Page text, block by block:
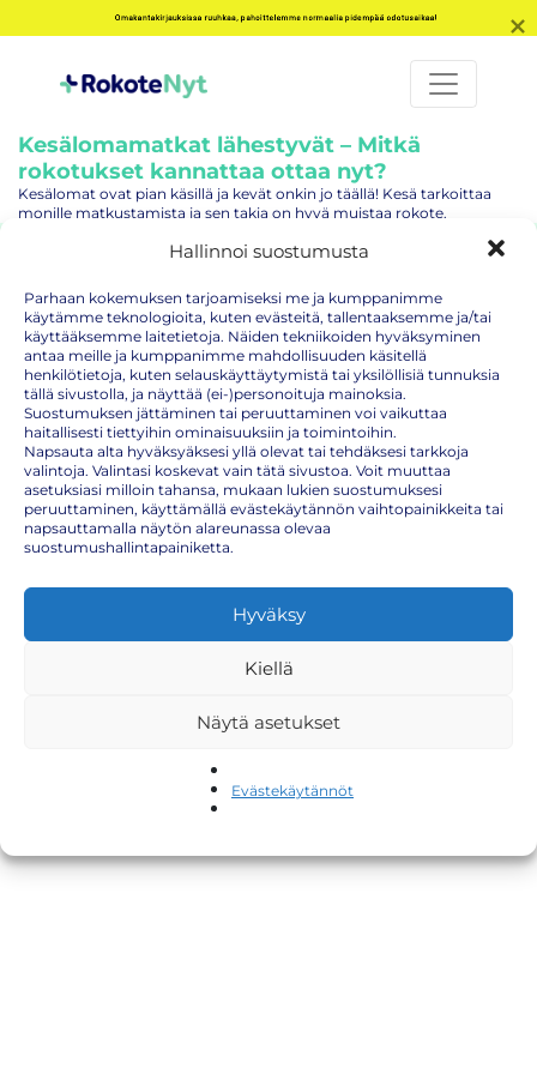
Hallinnoi suostumusta
Parhaan kokemuksen tarjoamiseksi me ja kumppanimme
käytämme teknologioita, kuten evästeitä, tallentaaksemme ja/tai
käyttääksemme laitetietoja. Näiden tekniikoiden hyväksyminen
antaa meille ja kumppanimme mahdollisuuden käsitellä
henkilötietoja, kuten selauskäyttäytymistä tai yksilöllisiä tunnuksia
tällä sivustolla, ja näyttää (ei-)personoituja mainoksia.
Suostumuksen jättäminen tai peruuttaminen voi vaikuttaa
haitallisesti tiettyihin ominaisuuksiin ja toimintoihin.
Napsauta alta hyväksyäksesi yllä olevat tai tehdäksesi tarkkoja
valintoja. Valintasi koskevat vain tätä sivustoa. Voit muuttaa
asetuksiasi milloin tahansa, mukaan lukien suostumuksesi
peruuttaminen, käyttämällä evästekäytännön vaihtopainikkeita tai
napsauttamalla näytön alareunassa olevaa
suostumushallintapainiketta.
Hyväksy
Kiellä
Näytä asetukset
Evästekäytännöt
Kesälomamatkat lähestyvät – Mitkä
rokotukset kannattaa ottaa nyt?
Kesälomat ovat pian käsillä ja kevät onkin jo täällä! Kesä tarkoittaa
monille matkustamista ja sen takia on hyvä muistaa rokote.
Rokotteet ilman ajanvarausta
Yhteystiedot
Puh +358 45 348 2992
Tietosuojaseloste
Copyright © 2026 RokoteNyt Oy
Omakantakirjauksissa ruuhkaa, pahoittelemme normaalia pidempää odotusaikaa!